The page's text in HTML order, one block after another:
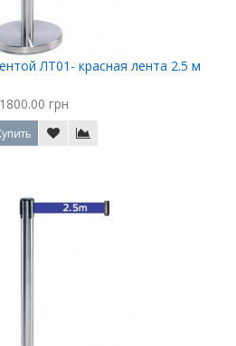
ЛТ01- красная лента 2.5 м
1800.00 грн